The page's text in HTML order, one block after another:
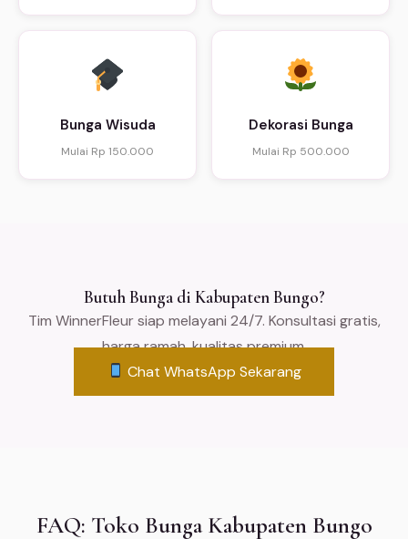
Bunga Wisuda
Mulai Rp 150.000
Dekorasi Bunga
Mulai Rp 500.000
Butuh Bunga di Kabupaten Bungo?
Tim WinnerFleur siap melayani 24/7. Konsultasi gratis,
harga ramah, kualitas premium.
Chat WhatsApp Sekarang
FAQ: Toko Bunga Kabupaten Bungo